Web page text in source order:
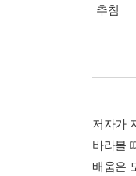
추첨
저자가
바라볼
배움은